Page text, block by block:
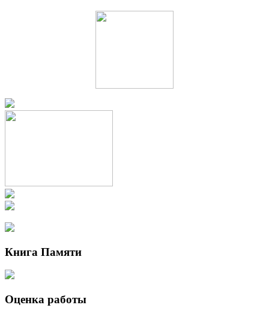
Книга Памяти
Оценка работы